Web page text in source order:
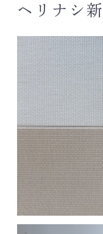
ヘリナシ